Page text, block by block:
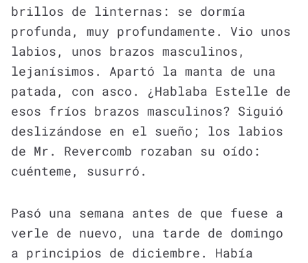
brillos de linternas: se dormía
profunda, muy profundamente. Vio unos
labios, unos brazos masculinos,
lejanísimos. Apartó la manta de una
patada, con asco. ¿Hablaba Estelle de
esos fríos brazos masculinos? Siguió
deslizándose en el sueño; los labios
de Mr. Revercomb rozaban su oído:
cuénteme, susurró.
Pasó una semana antes de que fuese a
verle de nuevo, una tarde de domingo
a principios de diciembre. Había